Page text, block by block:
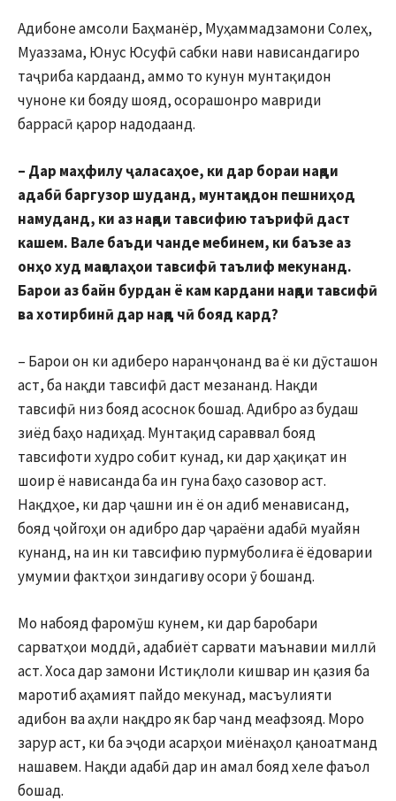
Адибоне амсоли Баҳманёр, Муҳаммадзамони Солеҳ,
Муаззама, Юнус Юсуфӣ сабки нави нависандагиро
таҷриба кардаанд, аммо то кунун мунтақидон
чуноне ки бояду шояд, осорашонро мавриди
баррасӣ қарор надодаанд.
– Дар маҳфилу ҷаласаҳое, ки дар бораи нақди
адабӣ баргузор шуданд, мунтақидон пешниҳод
намуданд, ки аз нақди тавсифию таърифӣ даст
кашем. Вале баъди чанде мебинем, ки баъзе аз
онҳо худ мақолаҳои тавсифӣ таълиф мекунанд.
Барои аз байн бурдан ё кам кардани нақди тавсифӣ
ва хотирбинӣ дар нақд чӣ бояд кард?
– Барои он ки адиберо наранҷонанд ва ё ки дӯсташон
аст, ба нақди тавсифӣ даст мезананд. Нақди
тавсифӣ низ бояд асоснок бошад. Адибро аз будаш
зиёд баҳо надиҳад. Мунтақид сараввал бояд
тавсифоти худро собит кунад, ки дар ҳақиқат ин
шоир ё нависанда ба ин гуна баҳо сазовор аст.
Нақдҳое, ки дар ҷашни ин ё он адиб менависанд,
бояд ҷойгоҳи он адибро дар ҷараёни адабӣ муайян
кунанд, на ин ки тавсифию пурмуболиға ё ёдоварии
умумии фактҳои зиндагиву осори ӯ бошанд.
Мо набояд фаромӯш кунем, ки дар баробари
сарватҳои моддӣ, адабиёт сарвати маънавии миллӣ
аст. Хоса дар замони Истиқлоли кишвар ин қазия ба
маротиб аҳамият пайдо мекунад, масъулияти
адибон ва аҳли нақдро як бар чанд меафзояд. Моро
зарур аст, ки ба эҷоди асарҳои миёнаҳол қаноатманд
нашавем. Нақди адабӣ дар ин амал бояд хеле фаъол
бошад.